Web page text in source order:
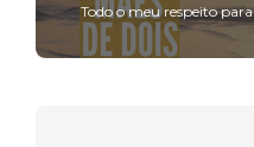
Todo o meu respeito